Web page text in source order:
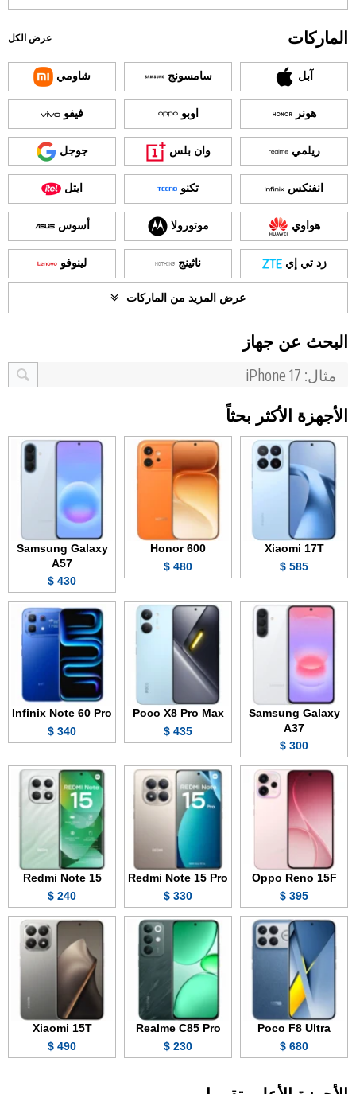
الماركات عرض الكل
آبل سامسونج شاومي
هونر اوبو فيفو
ريلمي وان بلس جوجل
انفنكس تكنو ايتل
هواوي موتورولا أسوس
زد تي إي ناثينج لينوفو
عرض المزيد من الماركات
البحث عن جهاز
الأجهزة الأكثر بحثاً
Xiaomi 17T
585 $
Honor 600
480 $
Samsung Galaxy
A57
430 $
Samsung Galaxy
A37
300 $
Poco X8 Pro Max
435 $
Infinix Note 60 Pro
340 $
Oppo Reno 15F
395 $
Redmi Note 15 Pro
330 $
Redmi Note 15
240 $
Poco F8 Ultra
680 $
Realme C85 Pro
230 $
Xiaomi 15T
490 $